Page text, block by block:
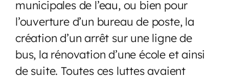
municipales de l’eau, ou bien pour
l’ouverture d’un bureau de poste, la
création d’un arrêt sur une ligne de
bus, la rénovation d’une école et ainsi
de suite. Toutes ces luttes avaient